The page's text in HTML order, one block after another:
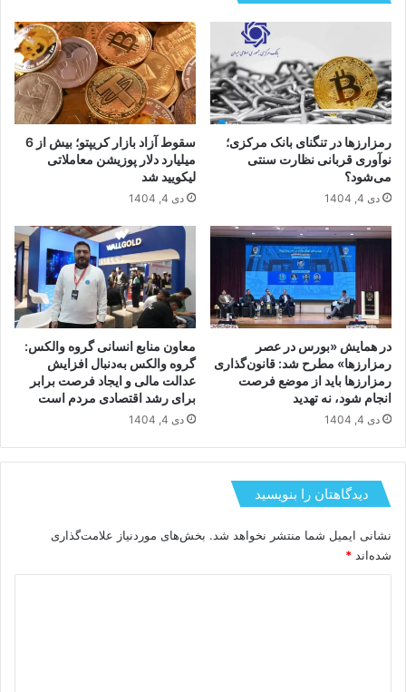
رمزارزها در تنگنای بانک مرکزی؛
نوآوری قربانی نظارت سنتی
می‌شود؟
دی 4, 1404
سقوط آزاد بازار کریپتو؛ بیش از 6
میلیارد دلار پوزیشن معاملاتی
لیکویید شد
دی 4, 1404
در همایش «بورس در عصر
رمزارزها» مطرح شد: قانون‌گذاری
رمزارزها باید از موضع فرصت
انجام شود، نه تهدید
دی 4, 1404
معاون منابع انسانی گروه والکس:
گروه والکس به‌دنبال افزایش
عدالت مالی و ایجاد فرصت برابر
برای رشد اقتصادی مردم است
دی 4, 1404
دیدگاهتان را بنویسید
نشانی ایمیل شما منتشر نخواهد شد. بخش‌های موردنیاز علامت‌گذاری
شده‌اند *